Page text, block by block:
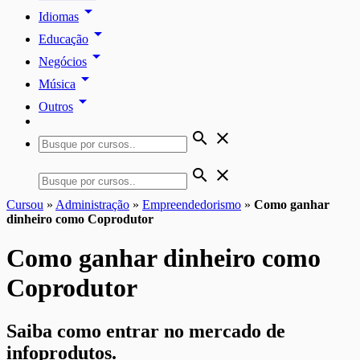
Idiomas arrow_drop_down
Educação arrow_drop_down
Negócios arrow_drop_down
Música arrow_drop_down
Outros arrow_drop_down
search close
search close
Cursou » Administração » Empreendedorismo » Como ganhar
dinheiro como Coprodutor
Como ganhar dinheiro como
Coprodutor
Saiba como entrar no mercado de
infoprodutos.